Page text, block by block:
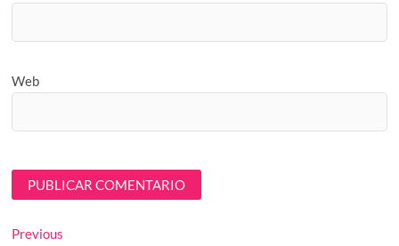
Web
Navegación
Previous